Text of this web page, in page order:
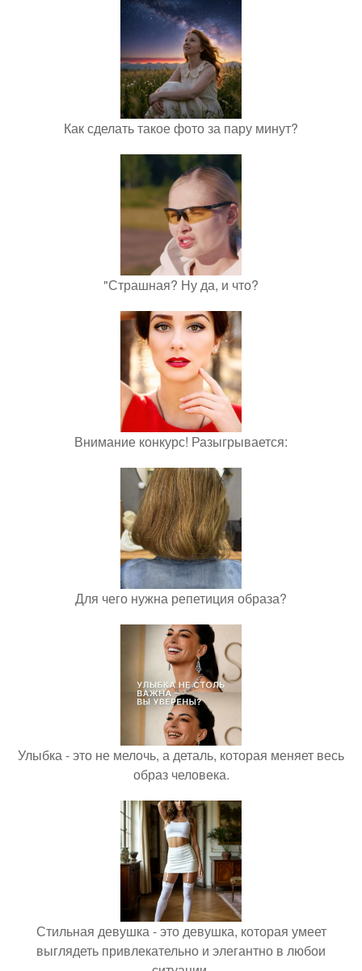
Как сделать такое фото за пару минут?
"Страшная? Ну да, и что?
Внимание конкурс! Разыгрывается:
Для чего нужна репетиция образа?
Улыбка - это не мелочь, а деталь, которая меняет весь
образ человека.
Стильная девушка - это девушка, которая умеет
выглядеть привлекательно и элегантно в любои